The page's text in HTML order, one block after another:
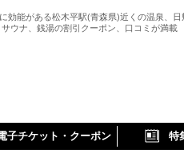
効能がある松木平駅(青森県)近くの温泉、日
サウナ、銭湯の割引クーポン、口コミが満載
子チケット・クーポン 特